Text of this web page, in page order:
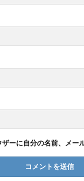
ーに自分の名前、メー